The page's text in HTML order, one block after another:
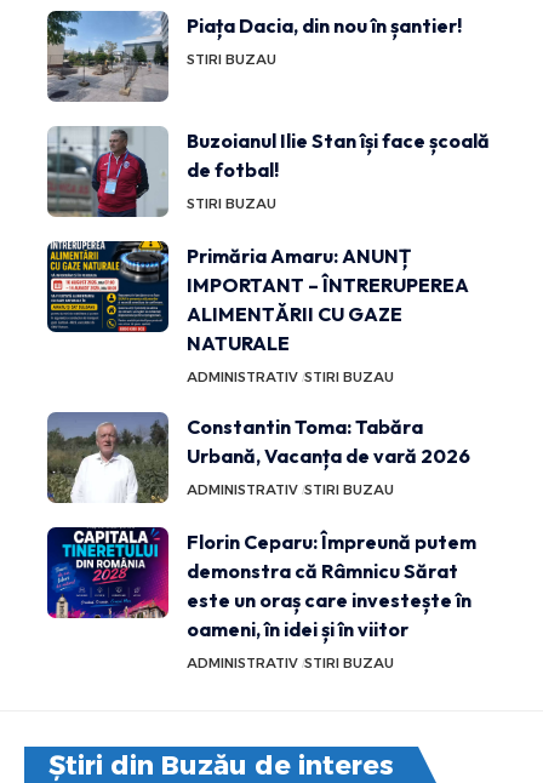
Piața Dacia, din nou în șantier!
STIRI BUZAU
Buzoianul Ilie Stan își face școală
de fotbal!
STIRI BUZAU
Primăria Amaru: ANUNȚ
IMPORTANT – ÎNTRERUPEREA
ALIMENTĂRII CU GAZE
NATURALE
ADMINISTRATIV STIRI BUZAU
Constantin Toma: Tabăra
Urbană, Vacanța de vară 2026
ADMINISTRATIV STIRI BUZAU
Florin Ceparu: Împreună putem
demonstra că Râmnicu Sărat
este un oraș care investește în
oameni, în idei și în viitor
ADMINISTRATIV STIRI BUZAU
Știri din Buzău de interes